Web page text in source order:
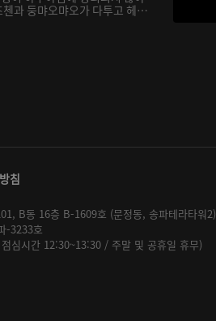
과 둥먀오먀오가 다투고 헤어
침
B동 16층 B-1609호 (문정동, 송파테라타워2)
-3233호
시간 12:30~13:30 / 주말 및 공휴일 휴무)